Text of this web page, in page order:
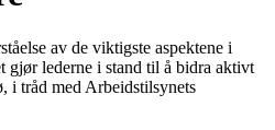
av de viktigste aspektene i
gjør lederne i stand til å bidra aktivt
i tråd med Arbeidstilsynets